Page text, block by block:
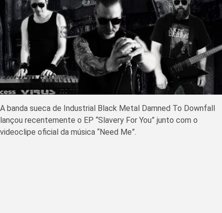
A banda sueca de Industrial Black Metal Damned To Downfall
lançou recentemente o EP “Slavery For You” junto com o
videoclipe oficial da música “Need Me”.